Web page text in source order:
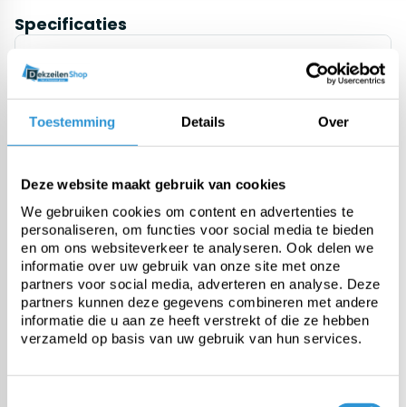
Toestemming Details Over
Deze website maakt gebruik van cookies
We gebruiken cookies om content en advertenties te
personaliseren, om functies voor social media te bieden
en om ons websiteverkeer te analyseren. Ook delen we
informatie over uw gebruik van onze site met onze
partners voor social media, adverteren en analyse. Deze
partners kunnen deze gegevens combineren met andere
informatie die u aan ze heeft verstrekt of die ze hebben
verzameld op basis van uw gebruik van hun services.
Specificaties
Flame Retardant standard
Weight
Tensile strength
Tear resistance